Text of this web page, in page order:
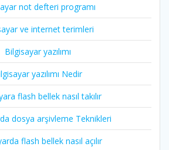
not defteri programı
ve internet terimleri
Bilgisayar yazılımı
yazılımı Nedir
flash bellek nasıl takılır
dosya arşivleme Teknikleri
flash bellek nasıl açılır